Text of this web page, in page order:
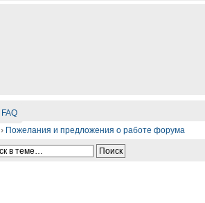
FAQ
› Пожелания и предложения о работе форума